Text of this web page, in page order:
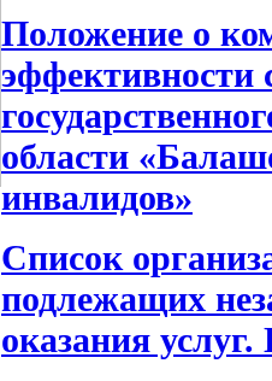
Положение о
эффективности
области
инвалидов»
Список
подлежащих
оказания